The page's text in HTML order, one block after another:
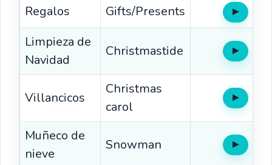
Regalos Gifts/Presents ▶Oír
Limpieza de
Navidad
Christmastide ▶Oír
Villancicos
Christmas
carol
▶Oír
Muñeco de
nieve
Snowman ▶Oír